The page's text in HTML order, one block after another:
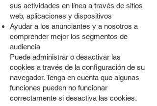
sus actividades en línea a través de sitios
web, aplicaciones y dispositivos
Ayudar a los anunciantes y a nosotros a
comprender mejor los segmentos de
audiencia
Puede administrar o desactivar las
cookies a través de la configuración de su
navegador. Tenga en cuenta que algunas
funciones pueden no funcionar
correctamente si desactiva las cookies.